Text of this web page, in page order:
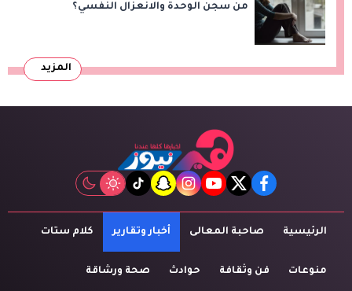
من سجن الوحدة والانعزال النفسي؟
المزيد
facebook
twitter
youtube
instagram
snapchat
tiktok
الرئيسية صاحبة المعالى أخبار وتقارير كلام ستات
منوعات فن وثقافة حوادث صحة ورشاقة